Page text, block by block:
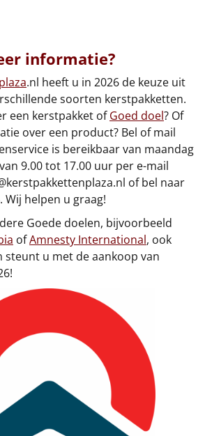
informatie?
.nl heeft u in 2026 de keuze uit
soorten kerstpakketten.
een kerstpakket ofGoed doel? Of
over een product? Bel of mail
is bereikbaar van maandag
9.00 tot 17.00 uur per e-mail
of bel naar
Wij helpen u graag!
Goede doelen, bijvoorbeeld
ofAmnesty International, ook
steunt u met de aankoop van